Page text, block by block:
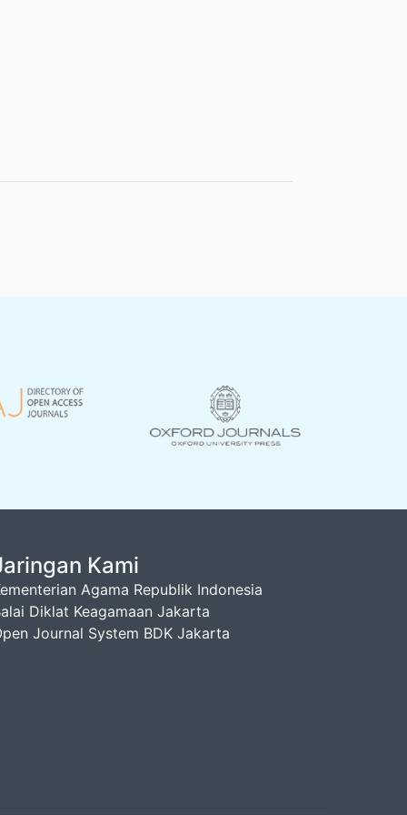
Kami
Agama Republik Indonesia
Diklat Keagamaan Jakarta
Journal System BDK Jakarta